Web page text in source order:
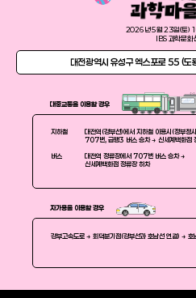
2026년 5월 23일(토)
IBS 과학문화
대전광역시 유성구 엑스포로 55 (
대중교통을 이용할 경우
지하철
대전역(경부선)에서 지하철 이용시(정부
707번, 급행3 버스 승차 → 신세계백화점
버스
대전역 정류장에서 707번 버스 승차 →
신세계백화점 정류장 하차
자가용을 이용할 경우
경부고속도로 → 회덕분기점(경부선과 호남선 연결) →